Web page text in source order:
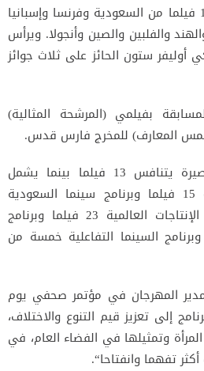
تشمل المسابقة الرسمية 16 فيلما من السعودية وفرنسا وإسبانيا
والفلبين والصين وأنجولا. ويرأس
أوليفر ستون الحائز على ثلاث جوائز
بفيلمي (المرشحة المثالية)
المعارف) للمخرج فارس قدس.
وفي مسابقة الأفلام القصيرة يتنافس 13 فيلما بينما يشمل
برنامج العروض الكلاسيكية 15 فيلما وبرنامج سينما السعودية
الجديدة 11 فيلما وبرنامج الإنتاجات العالمية 23 فيلما وبرنامج
17 فيلما وبرنامج السينما التفاعلية خمسة من
المهرجان في مؤتمر صحفي يوم
إلى تعزيز قيم التنوع والاختلاف،
وتمثيلها في الفضاء العام، في
تفهما وانفتاحا“.